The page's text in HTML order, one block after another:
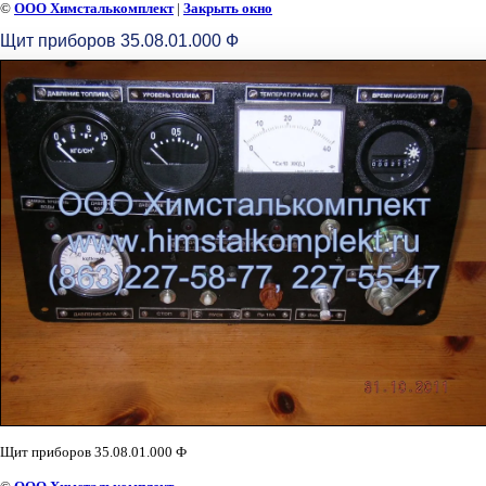
© ООО Химсталькомплект| Закрыть окно
Щит приборов 35.08.01.000 Ф
Щит приборов 35.08.01.000 Ф